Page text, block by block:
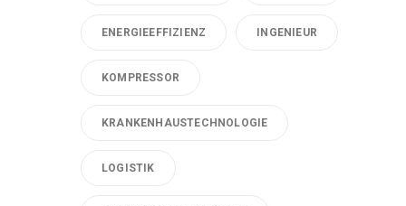
ENERGIEEFFIZIENZ INGENIEUR
KOMPRESSOR
KRANKENHAUSTECHNOLOGIE
LOGISTIK